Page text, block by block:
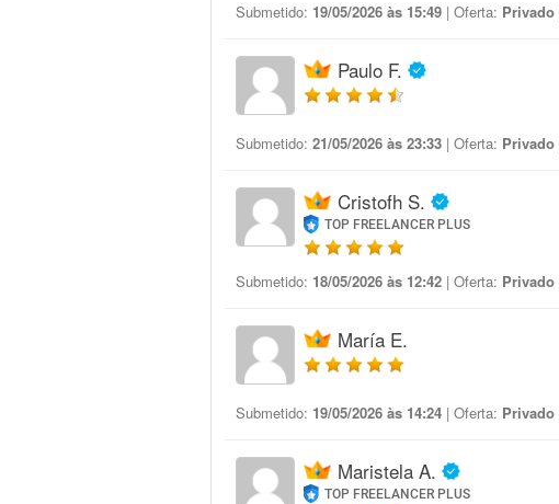
Submetido: 19/05/2026 às 15:49 | Oferta: Privado
Paulo F.
Submetido: 21/05/2026 às 23:33 | Oferta: Privado
Cristofh S.
TOP FREELANCER PLUS
Submetido: 18/05/2026 às 12:42 | Oferta: Privado
María E.
Submetido: 19/05/2026 às 14:24 | Oferta: Privado
Maristela A.
TOP FREELANCER PLUS